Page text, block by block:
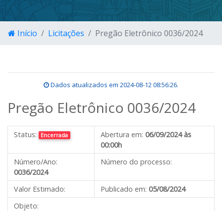
Início Licitações Pregão Eletrônico 0036/2024
Dados atualizados em 2024-08-12 08:56:26.
Pregão Eletrônico 0036/2024
Status: Encerrada Abertura em: 06/09/2024 às
00:00h
Número/Ano:
0036/2024
Número do processo:
Valor Estimado: Publicado em: 05/08/2024
Objeto: